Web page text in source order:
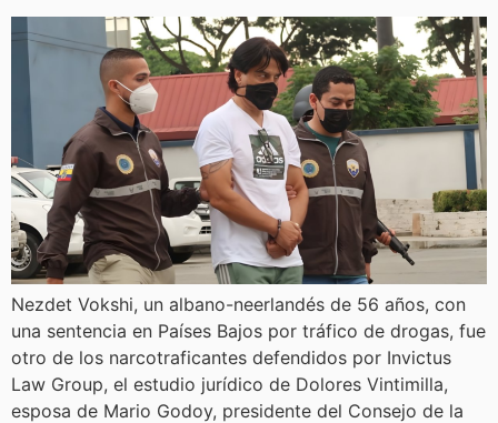
Nezdet Vokshi, un albano-neerlandés de 56 años, con
una sentencia en Países Bajos por tráfico de drogas, fue
otro de los narcotraficantes defendidos por Invictus
Law Group, el estudio jurídico de Dolores Vintimilla,
esposa de Mario Godoy, presidente del Consejo de la